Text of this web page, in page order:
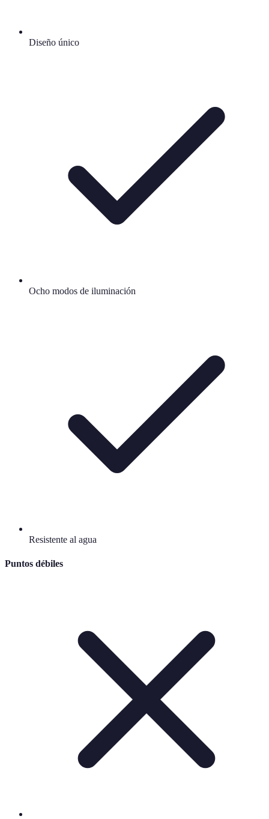
Diseño único
Ocho modos de iluminación
Resistente al agua
Puntos débiles